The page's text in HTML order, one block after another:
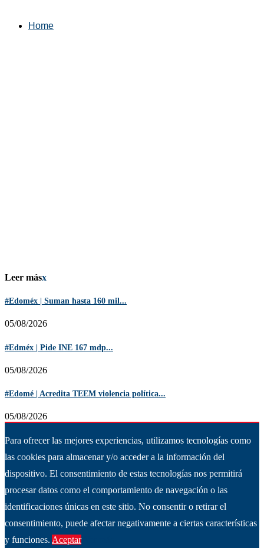
Home
Leer másx
#Edoméx | Suman hasta 160 mil...
05/08/2026
#Edméx | Pide INE 167 mdp...
05/08/2026
#Edomé | Acredita TEEM violencia política...
05/08/2026
Para ofrecer las mejores experiencias, utilizamos tecnologías como
las cookies para almacenar y/o acceder a la información del
dispositivo. El consentimiento de estas tecnologías nos permitirá
procesar datos como el comportamiento de navegación o las
identificaciones únicas en este sitio. No consentir o retirar el
consentimiento, puede afectar negativamente a ciertas características
y funciones. Aceptar